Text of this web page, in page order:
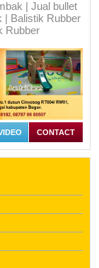
| Jual bullet
| Balistik Rubber
Rubber
CONTACT